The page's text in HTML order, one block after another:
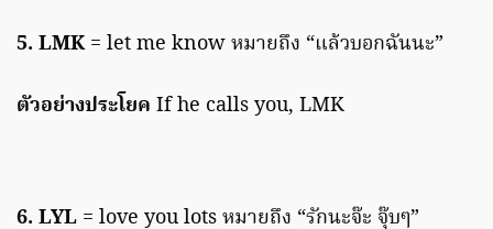
5. LMK= let me know หมายถึง “แล้วบอกฉันนะ”
ตัวอย่างประโยค If he calls you, LMK
6. LYL = love you lots หมายถึง “รักนะจ๊ะ จุ๊บๆ”